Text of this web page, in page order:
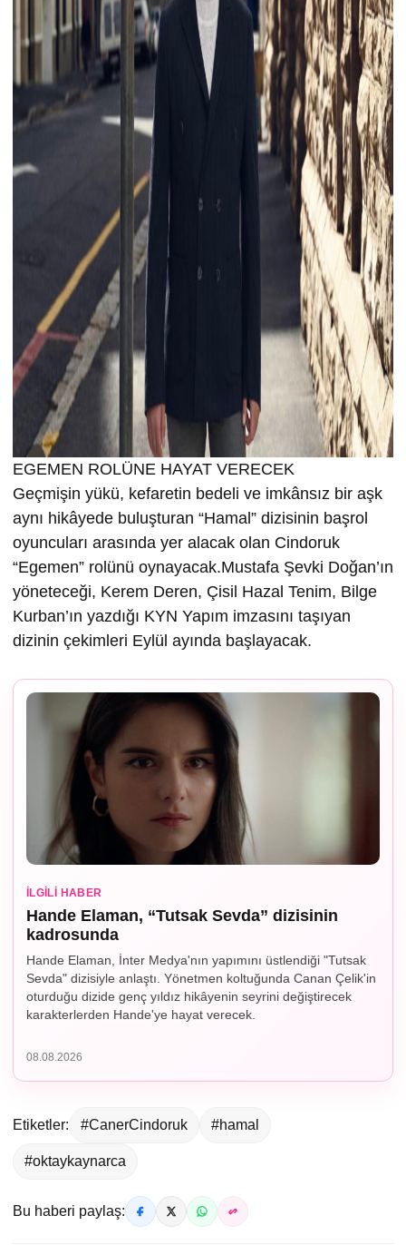
EGEMEN ROLÜNE HAYAT VERECEK
Geçmişin yükü, kefaretin bedeli ve imkânsız bir aşk
aynı hikâyede buluşturan “Hamal” dizisinin başrol
oyuncuları arasında yer alacak olan Cindoruk
“Egemen” rolünü oynayacak.Mustafa Şevki Doğan’ın
yöneteceği, Kerem Deren, Çisil Hazal Tenim, Bilge
Kurban’ın yazdığı KYN Yapım imzasını taşıyan
dizinin çekimleri Eylül ayında başlayacak.
İLGILI HABER
Hande Elaman, “Tutsak Sevda” dizisinin
kadrosunda
Hande Elaman, İnter Medya'nın yapımını üstlendiği "Tutsak
Sevda" dizisiyle anlaştı. Yönetmen koltuğunda Canan Çelik'in
oturduğu dizide genç yıldız hikâyenin seyrini değiştirecek
karakterlerden Hande'ye hayat verecek.
08.08.2026
Etiketler: #CanerCindoruk #hamal
#oktaykaynarca
Bu haberi paylaş: